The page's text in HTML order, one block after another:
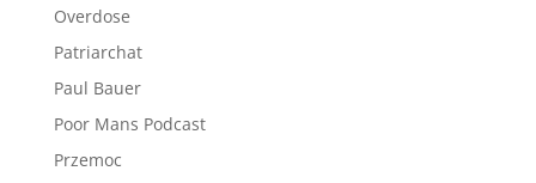
Overdose
Patriarchat
Paul Bauer
Poor Mans Podcast
Przemoc